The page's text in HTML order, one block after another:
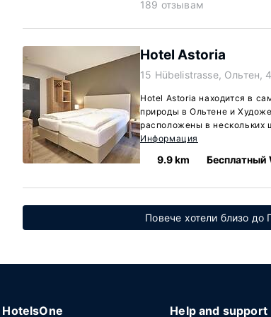
189 отзывам
Hotel Astoria
15 Hübelistrasse, Ольтен,
Hotel Astoria находится в
природы в Ольтене и
расположены в нескольких
Информация
9.9 km Бесплатный
Повече хотели близо до
HotelsOne Help and support